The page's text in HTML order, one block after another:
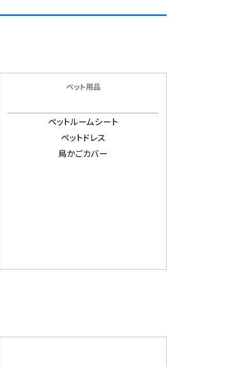
ペット用品
ペットルームシート
ペットドレス
鳥かごカバー